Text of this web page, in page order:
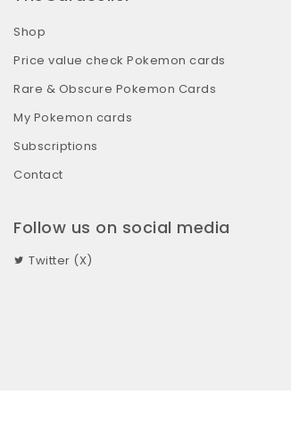
Shop
Price value check Pokemon cards
Rare & Obscure Pokemon Cards
My Pokemon cards
Subscriptions
Contact
Follow us on social media
Twitter (X)